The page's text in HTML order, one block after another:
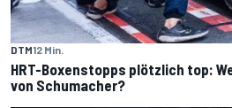
DTM12 Min.
HRT-Boxenstopps plötzlich top:
von Schumacher?